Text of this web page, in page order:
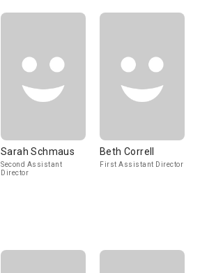
Sarah Schmaus
Second Assistant
Director
Beth Correll
First Assistant Director